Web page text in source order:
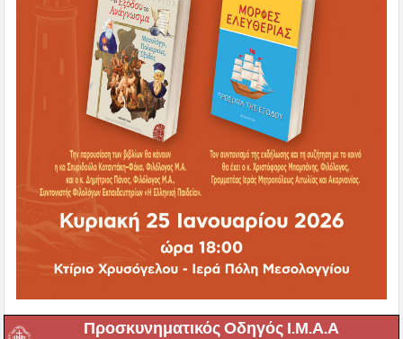
Προσκυνηματικός Οδηγός Ι.Μ.Α.Α